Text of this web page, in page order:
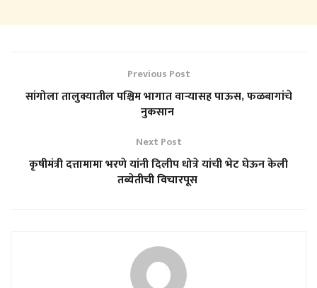
Previous Post
सांगोला तालुक्यातील पश्चिम भागात वाऱ्यासह पाऊस, फळबागांचे
नुकसान
Next Post
कृषीमंत्री दत्तामामा भरणे यांनी दिलीप धोत्रे यांची भेट घेऊन केली
तब्येतीची विचारपूस